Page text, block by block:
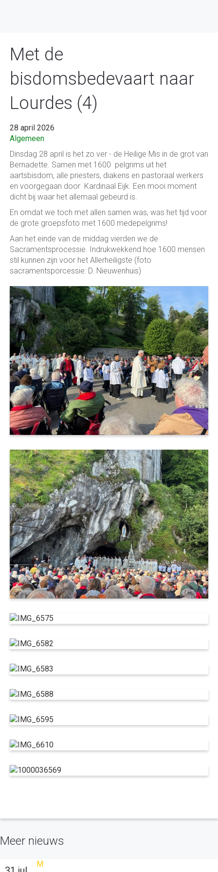
Met de
bisdomsbedevaart naar
Lourdes (4)
28 april 2026
Algemeen
Dinsdag 28 april is het zo ver - de Heilige Mis in de grot van
Bernadette. Samen met 1600 pelgrims uit het
aartsbisdom, alle priesters, diakens en pastoraal werkers
en voorgegaan door Kardinaal Eijk. Een mooi moment
dicht bij waar het allemaal gebeurd is.
En omdat we toch met allen samen was, was het tijd voor
de grote groepsfoto met 1600 medepelgrims!
Aan het einde van de middag vierden we de
Sacramentsprocessie. Indrukwekkend hoe 1600 mensen
stil kunnen zijn voor het Allerheiligste (foto
sacramentsporcessie: D. Nieuwenhuis)
Meer nieuws